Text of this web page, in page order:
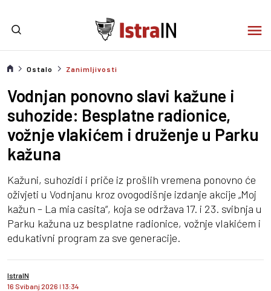
Ostalo Zanimljivosti
Vodnjan ponovno slavi kažune i
suhozide: Besplatne radionice,
vožnje vlakićem i druženje u Parku
kažuna
Kažuni, suhozidi i priče iz prošlih vremena ponovno će
oživjeti u Vodnjanu kroz ovogodišnje izdanje akcije „Moj
kažun – La mia casita“, koja se održava 17. i 23. svibnja u
Parku kažuna uz besplatne radionice, vožnje vlakićem i
edukativni program za sve generacije.
IstraIN
16 Svibanj 2026 I 13:34